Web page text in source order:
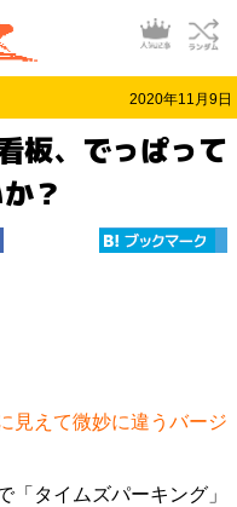
2020年11月9日
板、でっぱって
？
見えて微妙に違うバージ
「タイムズパーキング」